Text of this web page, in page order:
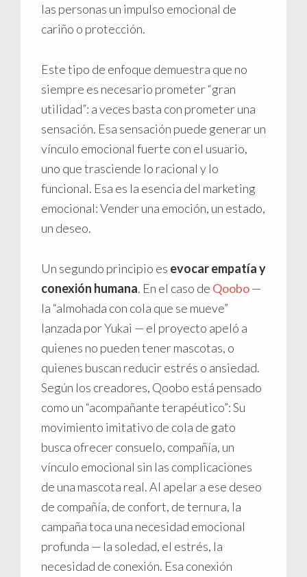
las personas un impulso emocional de
cariño o protección.
Este tipo de enfoque demuestra que no
siempre es necesario prometer “gran
utilidad”: a veces basta con prometer una
sensación. Esa sensación puede generar un
vínculo emocional fuerte con el usuario,
uno que trasciende lo racional y lo
funcional. Esa es la esencia del marketing
emocional: Vender una emoción, un estado,
un deseo.
Un segundo principio es evocar empatía y
conexión humana. En el caso de Qoobo—
la “almohada con cola que se mueve”
lanzada por Yukai — el proyecto apeló a
quienes no pueden tener mascotas, o
quienes buscan reducir estrés o ansiedad.
Según los creadores, Qoobo está pensado
como un “acompañante terapéutico”: Su
movimiento imitativo de cola de gato
busca ofrecer consuelo, compañía, un
vínculo emocional sin las complicaciones
de una mascota real. Al apelar a ese deseo
de compañía, de confort, de ternura, la
campaña toca una necesidad emocional
profunda — la soledad, el estrés, la
necesidad de conexión. Esa conexión